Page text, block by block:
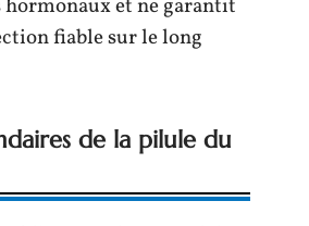
et ne garantit
fiable sur le long
de la pilule du